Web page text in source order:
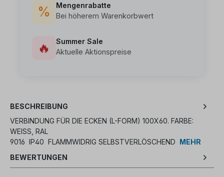
%
Mengenrabatte
Bei höherem Warenkorbwert
🔥
Summer Sale
Aktuelle Aktionspreise
BESCHREIBUNG
VERBINDUNG FÜR DIE ECKEN (L-FORM) 100X60. FARBE:
WEISS, RAL 9
016 IP40 FLAMMWIDRIG SELBSTVERLÖSCHEND MEHR
BEWERTUNGEN